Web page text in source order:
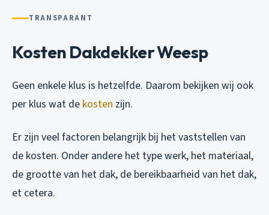
TRANSPARANT
Kosten Dakdekker Weesp
Geen enkele klus is hetzelfde. Daarom bekijken wij ook
per klus wat de kosten zijn.
Er zijn veel factoren belangrijk bij het vaststellen van
de kosten. Onder andere het type werk, het materiaal,
de grootte van het dak, de bereikbaarheid van het dak,
et cetera.